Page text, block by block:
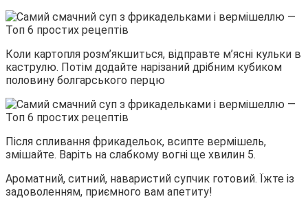
Коли картопля розм’якшиться, відправте м’ясні кульки в
каструлю. Потім додайте нарізаний дрібним кубиком
половину болгарського перцю
Після спливання фрикадельок, всипте вермішель,
змішайте. Варіть на слабкому вогні ще хвилин 5.
Ароматний, ситний, наваристий супчик готовий. Їжте із
задоволенням, приємного вам апетиту!